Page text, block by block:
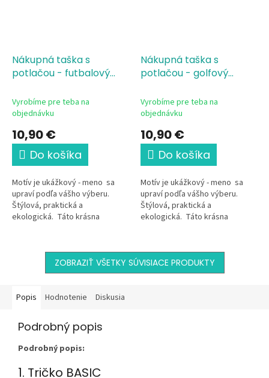
Nákupná taška s
potlačou - futbalový
Vyrobíme pre teba na
objednávku
10,90 €
Do košíka
Motív je ukážkový - meno sa
upraví podľa vášho výberu.
Štýlová, praktická a
ekologická. Táto krásna
Nákupná taška s
potlačou - golfový
Vyrobíme pre teba na
objednávku
10,90 €
Do košíka
Motív je ukážkový - meno sa
upraví podľa vášho výberu.
Štýlová, praktická a
ekologická. Táto krásna
ZOBRAZIŤ VŠETKY SÚVISIACE PRODUKTY
Popis Hodnotenie Diskusia
Podrobný popis
Podrobný popis:
1. Tričko BASIC